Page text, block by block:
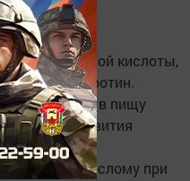
фолиевой кислоты,
бето-каротин.
принимать в пищу
от развития
взрослому при